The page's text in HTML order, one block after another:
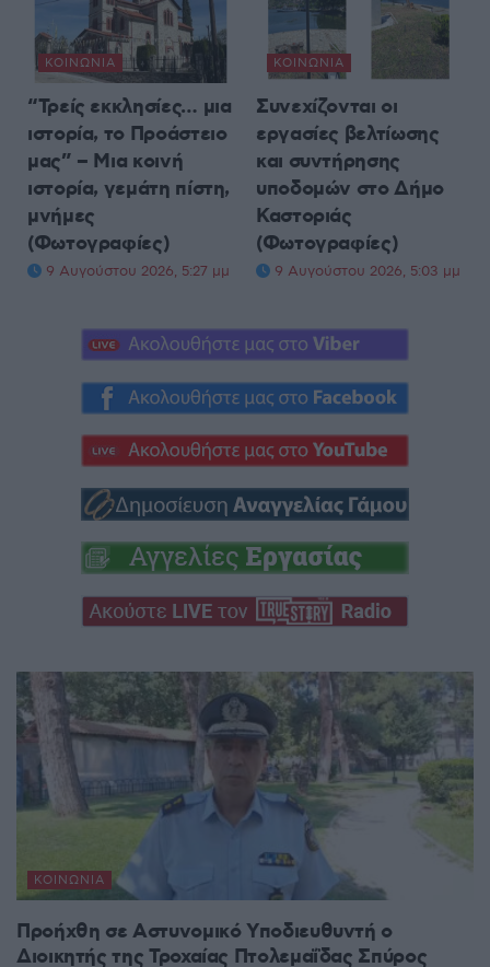
ΚΟΙΝΩΝΊΑ
“Τρείς εκκλησίες… μια
ιστορία, το Προάστειο
μας” – Μια κοινή
ιστορία, γεμάτη πίστη,
μνήμες
(Φωτογραφίες)
9 Αυγούστου 2026, 5:27 μμ
ΚΟΙΝΩΝΊΑ
Συνεχίζονται οι
εργασίες βελτίωσης
και συντήρησης
υποδομών στο Δήμο
Καστοριάς
(Φωτογραφίες)
9 Αυγούστου 2026, 5:03 μμ
ΚΟΙΝΩΝΊΑ
Προήχθη σε Αστυνομικό Υποδιευθυντή ο
Διοικητής της Τροχαίας Πτολεμαΐδας Σπύρος